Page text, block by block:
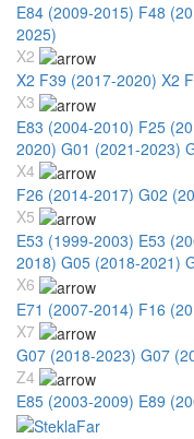
E84 (2009-2015) F48
2025)
X2
X2 F39 (2017-2020) X2
X3
E83 (2004-2010) F25
2020) G01 (2021-2023)
X4
F26 (2014-2017) G02
X5
E53 (1999-2003) E53
2018) G05 (2018-2021)
X6
E71 (2007-2014) F16
X7
G07 (2018-2023) G07
Z4
E85 (2003-2009) E89